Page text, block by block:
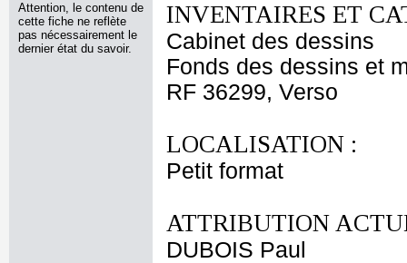
Attention, le contenu de
cette fiche ne reflète
pas nécessairement le
dernier état du savoir.
INVENTAIRES ET
Cabinet des dessins
Fonds des dessins et
RF 36299, Verso
LOCALISATION :
Petit format
ATTRIBUTION
DUBOIS Paul